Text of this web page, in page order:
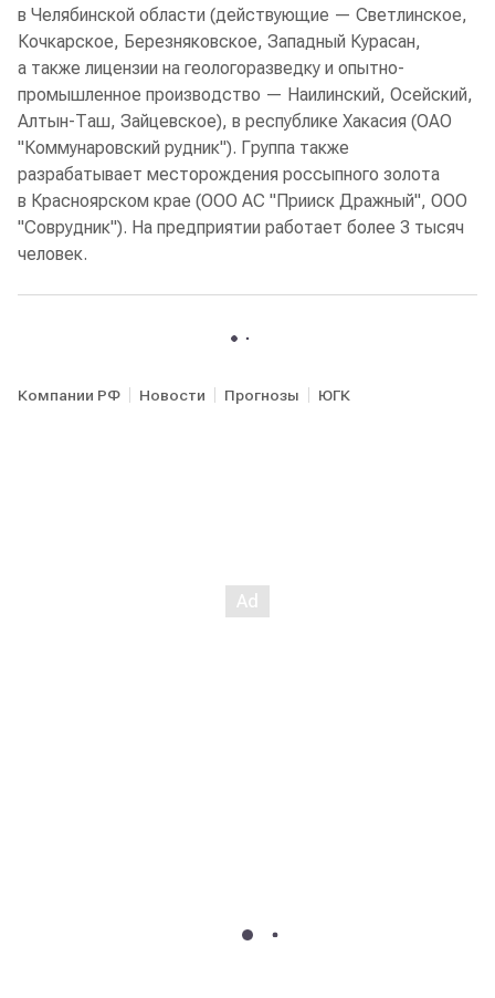
в Челябинской области (действующие — Светлинское,
Кочкарское, Березняковское, Западный Курасан,
а также лицензии на геологоразведку и опытно-
промышленное производство — Наилинский, Осейский,
Алтын-Таш, Зайцевское), в республике Хакасия (ОАО
"Коммунаровский рудник"). Группа также
разрабатывает месторождения россыпного золота
в Красноярском крае (ООО АС "Прииск Дражный", ООО
"Соврудник"). На предприятии работает более 3 тысяч
человек.
Компании РФ Новости Прогнозы ЮГК